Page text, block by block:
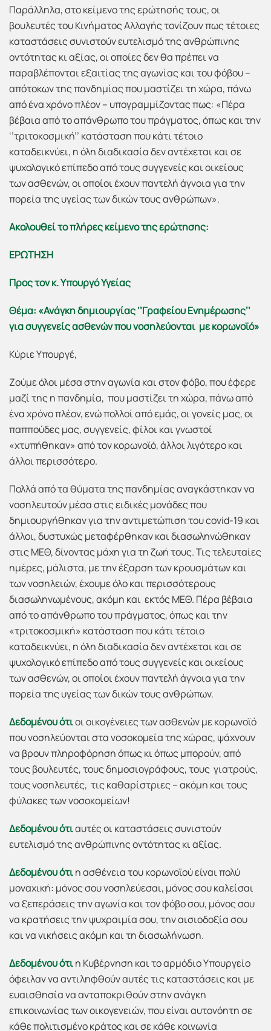
Παράλληλα, στο κείμενο της ερώτησής τους, οι
βουλευτές του Κινήματος Αλλαγής τονίζουν πως τέτοιες
καταστάσεις συνιστούν ευτελισμό της ανθρώπινης
οντότητας κι αξίας, οι οποίες δεν θα πρέπει να
παραβλέπονται εξαιτίας της αγωνίας και του φόβου –
απότοκων της πανδημίας που μαστίζει τη χώρα, πάνω
από ένα χρόνο πλέον – υπογραμμίζοντας πως: «Πέρα
βέβαια από το απάνθρωπο του πράγματος, όπως και την
‘’τριτοκοσμική’’ κατάσταση που κάτι τέτοιο
καταδεικνύει, η όλη διαδικασία δεν αντέχεται και σε
ψυχολογικό επίπεδο από τους συγγενείς και οικείους
των ασθενών, οι οποίοι έχουν παντελή άγνοια για την
πορεία της υγείας των δικών τους ανθρώπων».
Ακολουθεί το πλήρες κείμενο της ερώτησης:
ΕΡΩΤΗΣΗ
Προς τον κ. Υπουργό Υγείας
Θέμα: «Ανάγκη δημιουργίας ‘’Γραφείου Ενημέρωσης’’
για συγγενείς ασθενών που νοσηλεύονται με κορωνοϊό»
Κύριε Υπουργέ,
Ζούμε όλοι μέσα στην αγωνία και στον φόβο, που έφερε
μαζί της η πανδημία, που μαστίζει τη χώρα, πάνω από
ένα χρόνο πλέον, ενώ πολλοί από εμάς, οι γονείς μας, οι
παππούδες μας, συγγενείς, φίλοι και γνωστοί
«χτυπήθηκαν» από τον κορωνοϊό, άλλοι λιγότερο και
άλλοι περισσότερο.
Πολλά από τα θύματα της πανδημίας αναγκάστηκαν να
νοσηλευτούν μέσα στις ειδικές μονάδες που
δημιουργήθηκαν για την αντιμετώπιση του covid-19 και
άλλοι, δυστυχώς μεταφέρθηκαν και διασωληνώθηκαν
στις ΜΕΘ, δίνοντας μάχη για τη ζωή τους. Τις τελευταίες
ημέρες, μάλιστα, με την έξαρση των κρουσμάτων και
των νοσηλειών, έχουμε όλο και περισσότερους
διασωληνωμένους, ακόμη και εκτός ΜΕΘ. Πέρα βέβαια
από το απάνθρωπο του πράγματος, όπως και την
«τριτοκοσμική» κατάσταση που κάτι τέτοιο
καταδεικνύει, η όλη διαδικασία δεν αντέχεται και σε
ψυχολογικό επίπεδο από τους συγγενείς και οικείους
των ασθενών, οι οποίοι έχουν παντελή άγνοια για την
πορεία της υγείας των δικών τους ανθρώπων.
Δεδομένου ότιοι οικογένειες των ασθενών με κορωνοϊό
που νοσηλεύονται στα νοσοκομεία της χώρας, ψάχνουν
να βρουν πληροφόρηση όπως κι όπως μπορούν, από
τους βουλευτές, τους δημοσιογράφους, τους γιατρούς,
τους νοσηλευτές, τις καθαρίστριες – ακόμη και τους
φύλακες των νοσοκομείων!
Δεδομένου ότιαυτές οι καταστάσεις συνιστούν
ευτελισμό της ανθρώπινης οντότητας κι αξίας.
Δεδομένου ότιη ασθένεια του κορωνοϊού είναι πολύ
μοναχική: μόνος σου νοσηλεύεσαι, μόνος σου καλείσαι
να ξεπεράσεις την αγωνία και τον φόβο σου, μόνος σου
να κρατήσεις την ψυχραιμία σου, την αισιοδοξία σου
και να νικήσεις ακόμη και τη διασωλήνωση.
Δεδομένου ότιη Κυβέρνηση και το αρμόδιο Υπουργείο
όφειλαν να αντιληφθούν αυτές τις καταστάσεις και με
ευαισθησία να ανταποκριθούν στην ανάγκη
επικοινωνίας των οικογενειών, που είναι αυτονόητη σε
κάθε πολιτισμένο κράτος και σε κάθε κοινωνία